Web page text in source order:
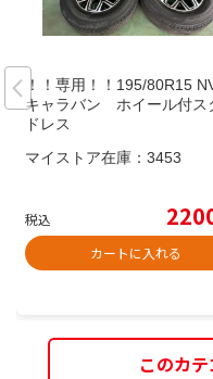
！！専用！！195/80R15
キャラバン ホイール付ス
ドレス
マイストア在庫： 3453
税込
カートに入れる
このカ